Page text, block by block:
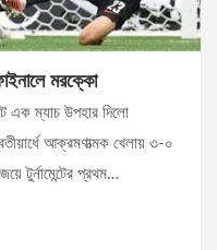
মরক্কো
এক ম্যাচ উপহার দিলো
আক্রমণাত্মক খেলায় ৩-০
টুর্নামেন্টের প্রথম…